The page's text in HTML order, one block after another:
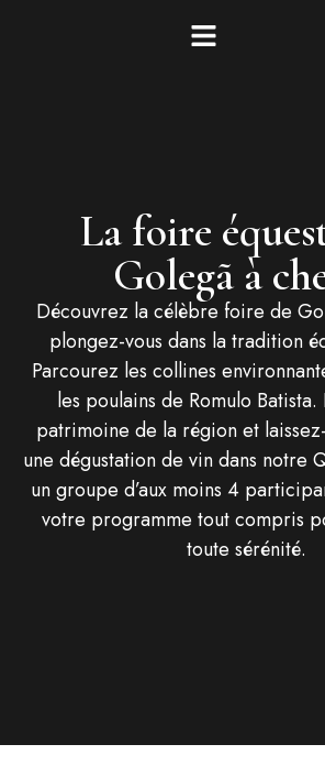
La foire
Golegã à
Découvrez la célèbre foire de
plongez-vous dans la tradition
Parcourez les collines
les poulains de Romulo
patrimoine de la région et
une dégustation de vin dans notre
un groupe d’aux moins 4
votre programme tout compris
toute sérénité.